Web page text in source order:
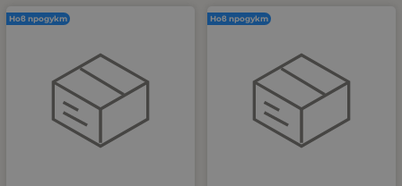
Нов продукт Нов продукт